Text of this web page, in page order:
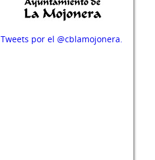
Tweets por el @cblamojonera.